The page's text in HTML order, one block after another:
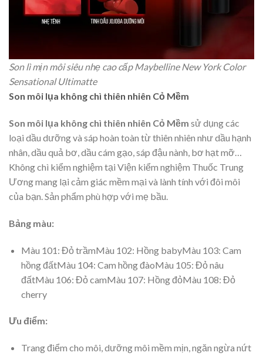
Son lì mịn môi siêu nhẹ cao cấp Maybelline New York Color
Sensational Ultimatte
Son môi lụa không chì thiên nhiên Cỏ Mềm
Son môi lụa không chì thiên nhiên Cỏ Mềm sử dụng các
loại dầu dưỡng và sáp hoàn toàn từ thiên nhiên như dầu hạnh
nhân, dầu quả bơ, dầu cám gạo, sáp đậu nành, bơ hạt mỡ…
Không chì kiểm nghiệm tại Viện kiểm nghiệm Thuốc Trung
Ương mang lại cảm giác mềm mại và lành tính với đôi môi
của bạn. Sản phẩm phù hợp với mẹ bầu.
Bảng màu:
Màu 101: Đỏ trầmMàu 102: Hồng babyMàu 103: Cam
hồng đấtMàu 104: Cam hồng đàoMàu 105: Đỏ nâu
đấtMàu 106: Đỏ camMàu 107: Hồng đỏMàu 108: Đỏ
cherry
Ưu điểm:
Trang điểm cho môi, dưỡng môi mềm mịn, ngăn ngừa nứt